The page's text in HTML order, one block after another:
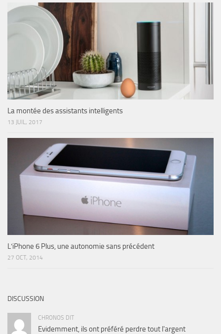
La montée des assistants intelligents
13 JUIL, 2017
L’iPhone 6 Plus, une autonomie sans précédent
27 OCT, 2014
DISCUSSION
CHRONOS DIT
Evidemment, ils ont préféré perdre tout l'argent